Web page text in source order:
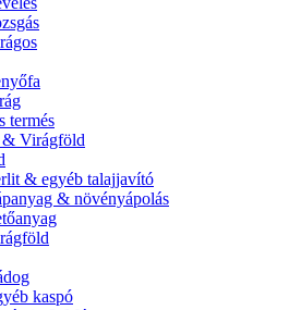
termés
& Virágföld
& egyéb talajjavító
& növényápolás
kaspó